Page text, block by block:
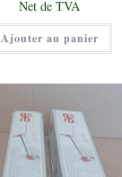
était :
16,00 €.
prix
actuel
est :
11,00 €.
Net de TVA
Ajouter au panier